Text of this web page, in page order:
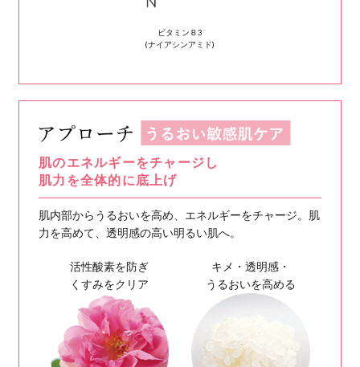
30 歳を過ぎたら
肌の老化も深刻化
年齢を重ねるにつれ悩みが増